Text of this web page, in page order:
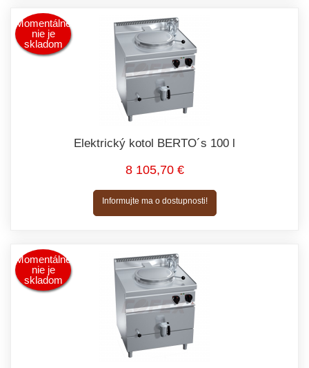
Momentálne
nie je
skladom
Elektrický kotol BERTO´s 100 l
8 105,70 €
Informujte ma o dostupnosti!
Momentálne
nie je
skladom